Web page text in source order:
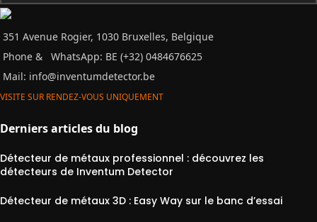
351 Avenue Rogier, 1030 Bruxelles, Belgique
Phone &
WhatsApp: BE (+32) 0484676625
Mail: info@inventumdetector.be
VISITE SUR RENDEZ-VOUS UNIQUEMENT
Derniers articles du blog
Détecteur de métaux professionnel : découvrez les
détecteurs de Inventum Detector
Détecteur de métaux 3D : Easy Way sur le banc d’essai